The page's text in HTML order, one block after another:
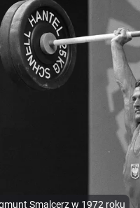
Smalcerz w 1972 roku